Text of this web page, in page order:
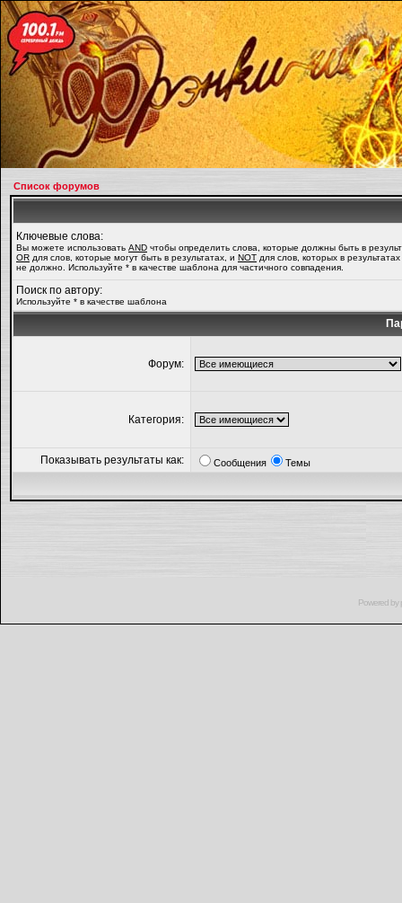
Список форумов
Ключевые слова:
Вы можете использовать AND чтобы определить слова, которые должны быть в
OR для слов, которые могут быть в результатах, и NOT для слов, которых в
не должно. Используйте * в качестве шаблона для частичного совпадения.
Поиск по автору:
Используйте * в качестве шаблона
Форум:
Категория:
Показывать результаты как: Сообщения Темы
Powered by